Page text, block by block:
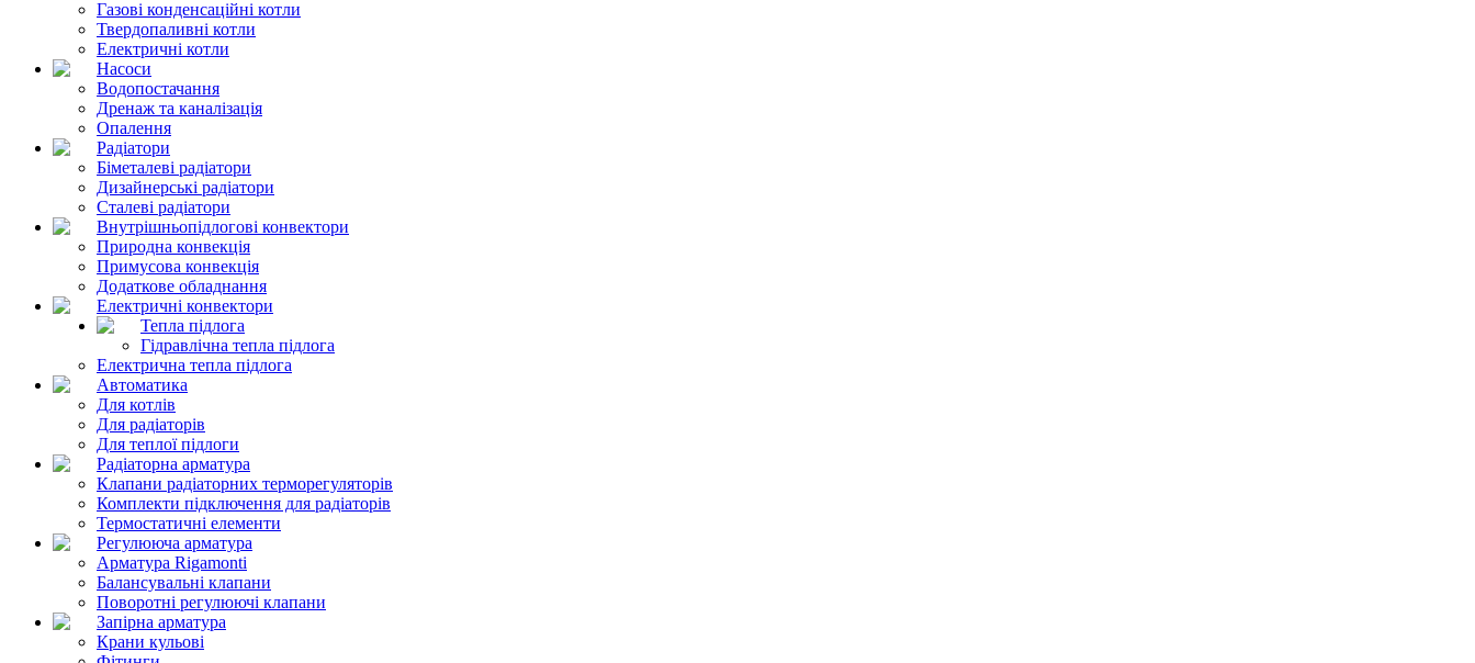
Газові конденсаційні котли
Твердопаливні котли
Електричні котли
Насоси
Водопостачання
Дренаж та каналізація
Опалення
Радіатори
Біметалеві радіатори
Дизайнерські радіатори
Сталеві радіатори
Внутрішньопідлогові конвектори
Природна конвекція
Примусова конвекція
Додаткове обладнання
Електричні конвектори
Тепла підлога
Гідравлічна тепла підлога
Електрична тепла підлога
Автоматика
Для котлів
Для радіаторів
Для теплої підлоги
Радіаторна арматура
Клапани радіаторних терморегуляторів
Комплекти підключення для радіаторів
Термостатичні елементи
Регулююча арматура
Арматура Rigamonti
Балансувальні клапани
Поворотні регулюючі клапани
Запірна арматура
Крани кульові